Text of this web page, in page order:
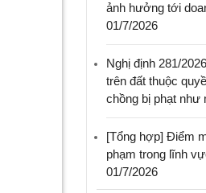
ảnh hưởng tới
01/7/2026
Nghị định 281/
trên đất thuộc
chồng bị phạt như
[Tổng hợp] Điểm
phạm trong lĩnh
01/7/2026